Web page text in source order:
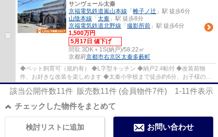
サンヴェール太秦
京福電気鉄道嵐山本線 「 帷子ノ辻 」駅 徒歩6分
山陰本線 「 太秦 」駅 徒歩8分
京福電気鉄道北野線 「 撮影所前 」駅 徒歩6分
1,500万円
5月17日 値下げ
間取:3DK＋1S(納戸)/58.22㎡
京都府京都市右京区太秦多藪町
◆ペット飼育可（規約有） ◆L字型キッチン ◆納戸2.4帖付 ◆改装前物
件、お好きな改装を楽しめます ◆太秦小学校まで徒歩約6分、お子様の通
学も安心立地 ◆お買い物ラクラク：スーパー、コ...
該当公開件数11件 販売数11件 (会員物件7件) 1-11件表示
チェックした物件をまとめて
お問い合わせ
検討リストに追加